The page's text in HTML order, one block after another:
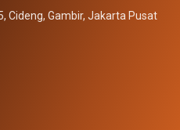
Cideng, Gambir, Jakarta Pusat